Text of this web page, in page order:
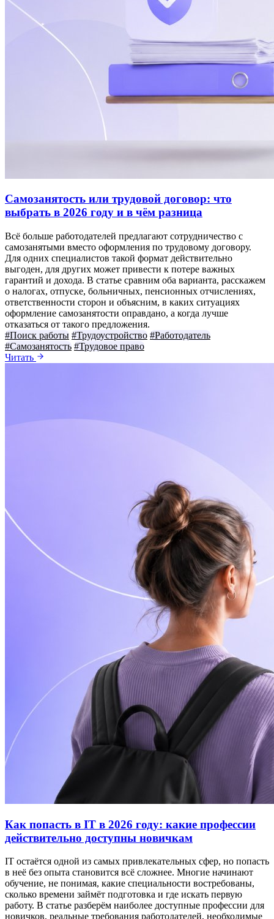
Самозанятость или трудовой договор: что
выбрать в 2026 году и в чём разница
Всё больше работодателей предлагают сотрудничество с
самозанятыми вместо оформления по трудовому договору.
Для одних специалистов такой формат действительно
выгоден, для других может привести к потере важных
гарантий и дохода. В статье сравним оба варианта, расскажем
о налогах, отпуске, больничных, пенсионных отчислениях,
ответственности сторон и объясним, в каких ситуациях
оформление самозанятости оправдано, а когда лучше
отказаться от такого предложения.
#Поиск работы #Трудоустройство #Работодатель
#Самозанятость #Трудовое право
Читать
Как попасть в IT в 2026 году: какие профессии
действительно доступны новичкам
IT остаётся одной из самых привлекательных сфер, но попасть
в неё без опыта становится всё сложнее. Многие начинают
обучение, не понимая, какие специальности востребованы,
сколько времени займёт подготовка и где искать первую
работу. В статье разберём наиболее доступные профессии для
новичков, реальные требования работодателей, необходимые